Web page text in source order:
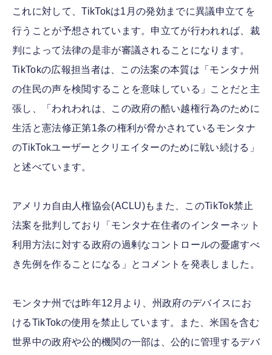
これに対して、TikTokは1月の発効までに異議申立てを
行うことが予想されています。申立てが行われれば、裁
判によって法律の是非が審議されることになります。
TikTokの広報担当者は、この法案の本質は「モンタナ州
の住民の声を検閲することを意味している」ことだと主
張し、「われわれは、この政府の酷い越権行為のために
生活と憲法修正第1条の権利が脅かされているモンタナ
のTikTokユーザーとクリエイターのために戦い続ける」
と述べています。
アメリカ自由人権協会(ACLU)もまた、このTikTok禁止
法案を批判しており「モンタナ在住者のインターネット
利用方法に対する政府の過剰なコントロールの憂慮すべ
き先例を作ることになる」とコメントを発表しました。
モンタナ州では昨年12月より、州政府のデバイスにお
けるTikTokの使用を禁止しています。また、米国を含む
世界中の政府や公的機関の一部は、公的に管理するデバ